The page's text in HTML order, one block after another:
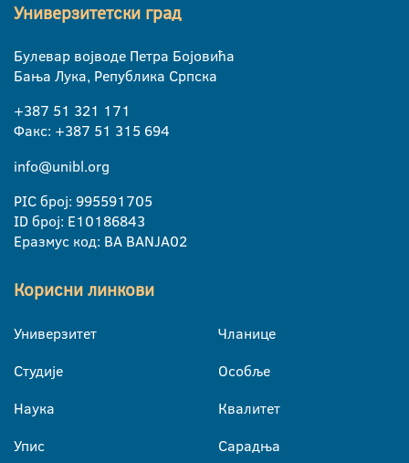
Универзитетски град
Булевар војводе Петра Бојовића
Бања Лука, Република Српска
+387 51 321 171
Факс: +387 51 315 694
info@unibl.org
PIC број: 995591705
ID број: E10186843
Еразмус код: BA BANJA02
Корисни линкови
Универзитет
Студије
Наука
Упис
Чланице
Особље
Квалитет
Сарадња